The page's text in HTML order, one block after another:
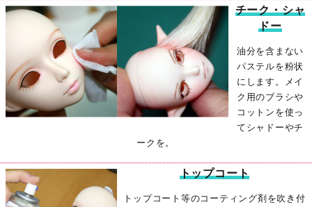
チーク・シャ
ドー
油分を含まない
パステルを粉状
にします。メイ
ク用のブラシや
コットンを使っ
てシャドーやチ
ークを。
トップコート
トップコート等のコーティング剤を吹き付